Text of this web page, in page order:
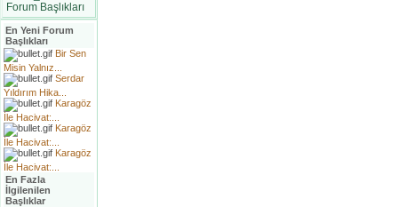
Forum Başlıkları
En Yeni Forum
Başlıkları
Bir Sen
Misin Yalnız...
Serdar
Yıldırım Hika...
Karagöz
İle Hacivat:...
Karagöz
İle Hacivat:...
Karagöz
İle Hacivat:...
En Fazla
İlgilenilen
Başlıklar